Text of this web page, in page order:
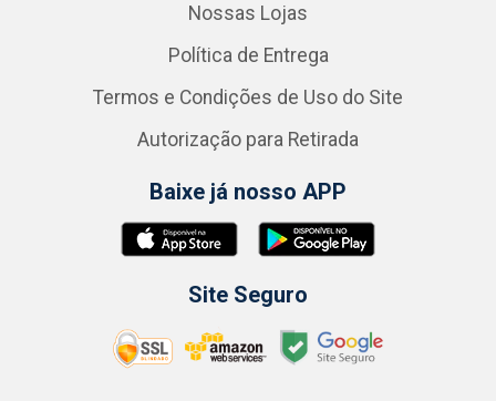
Nossas Lojas
Política de Entrega
Termos e Condições de Uso do Site
Autorização para Retirada
Baixe já nosso APP
Site Seguro